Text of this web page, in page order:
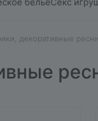
декоративные